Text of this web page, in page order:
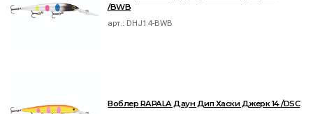
/BWB
арт.: DHJ14-BWB
Воблер RAPALA Даун Дип Хаски Джерк 14 /DSC